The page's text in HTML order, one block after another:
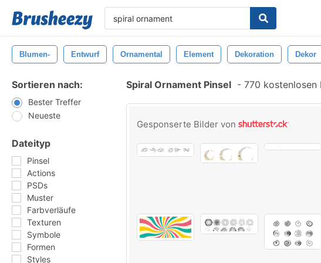
Blumen- Entwurf Ornamental Element Dekoration Dekor
Sortieren nach:
Bester Treffer
Neueste
Dateityp
Pinsel
Actions
PSDs
Muster
Farbverläufe
Texturen
Symbole
Formen
Styles
Spiral Ornament Pinsel - 770 kostenlosen
Gesponserte Bilder von